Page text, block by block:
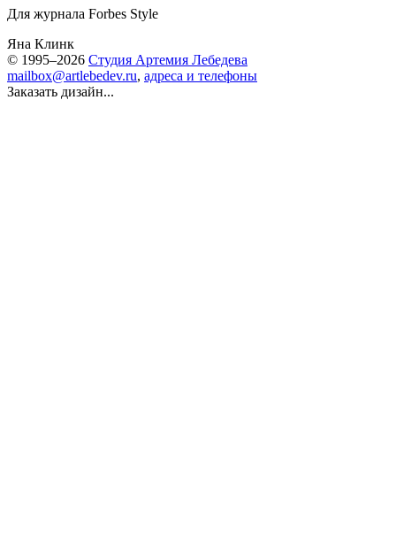
Для журнала Forbes Style
Яна Клинк
© 1995–2026 Студия Артемия Лебедева
mailbox@artlebedev.ru, адреса и телефоны
Заказать дизайн...